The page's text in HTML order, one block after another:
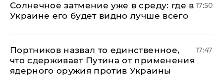
​Солнечное затмение уже в среду: где в
Украине его будет видно лучше всего
17:50
Портников назвал то единственное,
что сдерживает Путина от применения
ядерного оружия против Украины
17:47